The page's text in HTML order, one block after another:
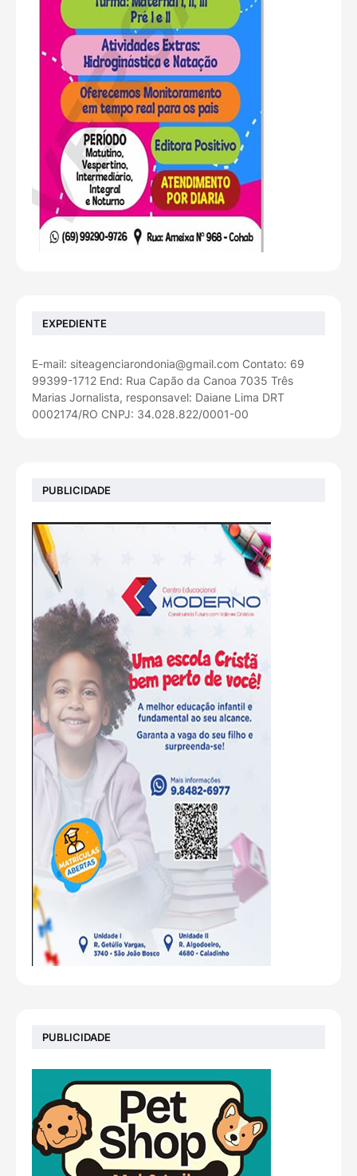
EXPEDIENTE
E-mail: siteagenciarondonia@gmail.com Contato: 69
99399-1712 End: Rua Capão da Canoa 7035 Três
Marias Jornalista, responsavel: Daiane Lima DRT
0002174/RO CNPJ: 34.028.822/0001-00
PUBLICIDADE
PUBLICIDADE